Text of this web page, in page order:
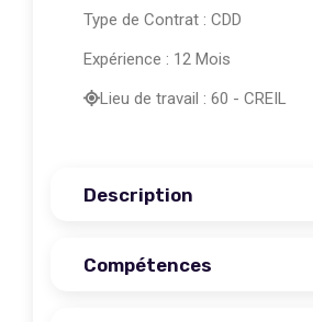
Type de Contrat : CDD
Expérience : 12 Mois
Lieu de travail : 60 - CREIL
Description
Compétences